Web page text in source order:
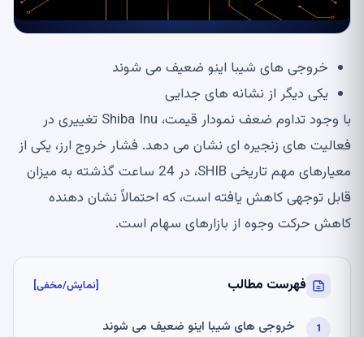
خروجی های شیبا اینو ضعیف می شوند
یکی دیگر از نشانه های جدایی
با وجود تداوم ضعف نمودار قیمت، Shiba Inu تغییری در
فعالیت های زنجیره ای نشان می دهد. فشار خروج ارز، یکی از
معیارهای مهم تاریخی SHIB، در 24 ساعت گذشته به میزان
قابل توجهی کاهش یافته است، که احتمالاً نشان دهنده
کاهش حرکت وجوه از بازارهای سهام است.
فهرست مطالب [نمایش/مخفی]
خروجی های شیبا اینو ضعیف می شوند